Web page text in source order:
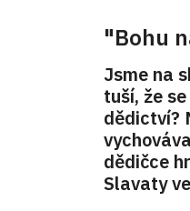
"Bohu
Jsme na
tuší, že
dědictví?
dědičce
Slavaty